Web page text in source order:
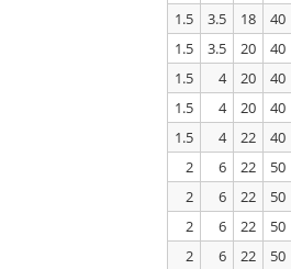
40
18
3.5
1.5
40
20
3.5
1.5
40
20
4
1.5
40
20
4
1.5
40
22
4
1.5
50
22
6
2
50
22
6
2
50
22
6
2
50
22
6
2